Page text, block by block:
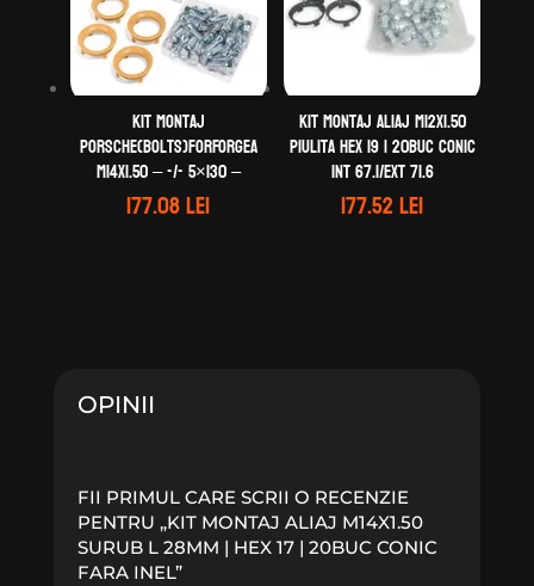
Kit montaj
Porsche(Bolts)forForgeA
M14X1.50 – -/- 5×130 –
177.08lei
Kit montaj aliaj M12X1.50
Piulita Hex 19 | 20buc Conic
Int 67.1/Ext 71.6
177.52lei
OPINII
FII PRIMUL CARE SCRII O RECENZIE
PENTRU „KIT MONTAJ ALIAJ M14X1.50
SURUB L 28MM | HEX 17 | 20BUC CONIC
FARA INEL”